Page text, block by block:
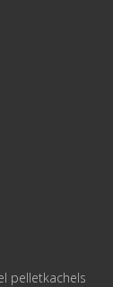
pelletkachels